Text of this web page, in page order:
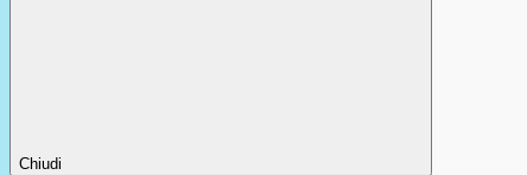
Chiudi